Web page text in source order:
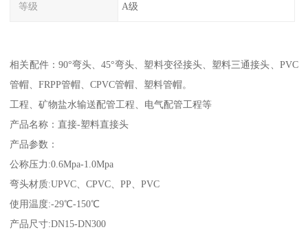
等级 A级
相关配件：90°弯头、45°弯头、塑料变径接头、塑料三通接头、PVC
管帽、FRPP管帽、CPVC管帽、塑料管帽。
工程、矿物盐水输送配管工程、电气配管工程等
产品名称：直接-塑料直接头
产品参数：
公称压力:0.6Mpa-1.0Mpa
弯头材质:UPVC、CPVC、PP、PVC
使用温度:-29℃-150℃
产品尺寸:DN15-DN300